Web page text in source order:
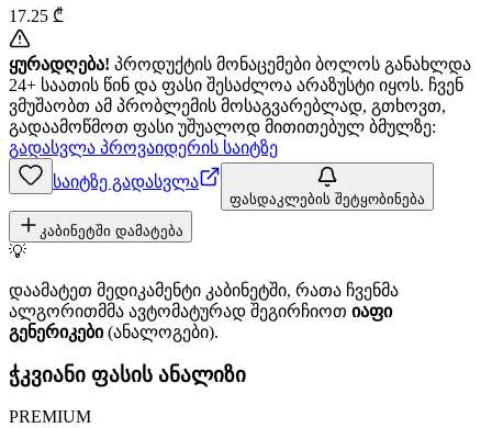
17.25 ₾
ყურადღება! პროდუქტის მონაცემები ბოლოს განახლდა
24+ საათის წინ და ფასი შესაძლოა არაზუსტი იყოს. ჩვენ
ვმუშაობთ ამ პრობლემის მოსაგვარებლად, გთხოვთ,
გადაამოწმოთ ფასი უშუალოდ მითითებულ ბმულზე:
გადასვლა პროვაიდერის საიტზე
საიტზე გადასვლა
ფასდაკლების შეტყობინება
კაბინეტში დამატება
💡
დაამატეთ მედიკამენტი კაბინეტში, რათა ჩვენმა
ალგორითმმა ავტომატურად შეგირჩიოთ იაფი
გენერიკები(ანალოგები).
ჭკვიანი ფასის ანალიზი
PREMIUM